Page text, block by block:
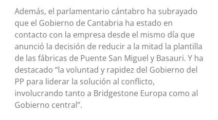
Además, el parlamentario cántabro ha subrayado
que el Gobierno de Cantabria ha estado en
contacto con la empresa desde el mismo día que
anunció la decisión de reducir a la mitad la plantilla
de las fábricas de Puente San Miguel y Basauri. Y ha
destacado “la voluntad y rapidez del Gobierno del
PP para liderar la solución al conflicto,
involucrando tanto a Bridgestone Europa como al
Gobierno central”.